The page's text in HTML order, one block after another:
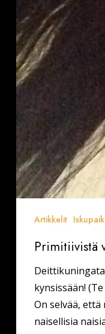
Artikkelit
Primitiivistä
kynsissään!
On selvää,
naisellisia